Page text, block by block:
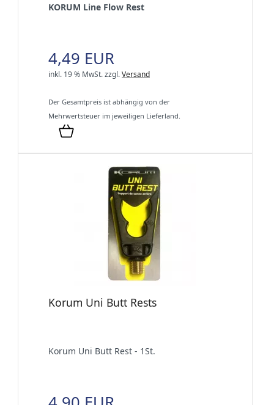
KORUM Line Flow Rest
4,49 EUR
inkl. 19 % MwSt.zzgl.Versand
Der Gesamtpreis ist abhängig von der
Mehrwertsteuer im jeweiligen Lieferland.
Korum Uni Butt Rests
Korum Uni Butt Rest - 1St.